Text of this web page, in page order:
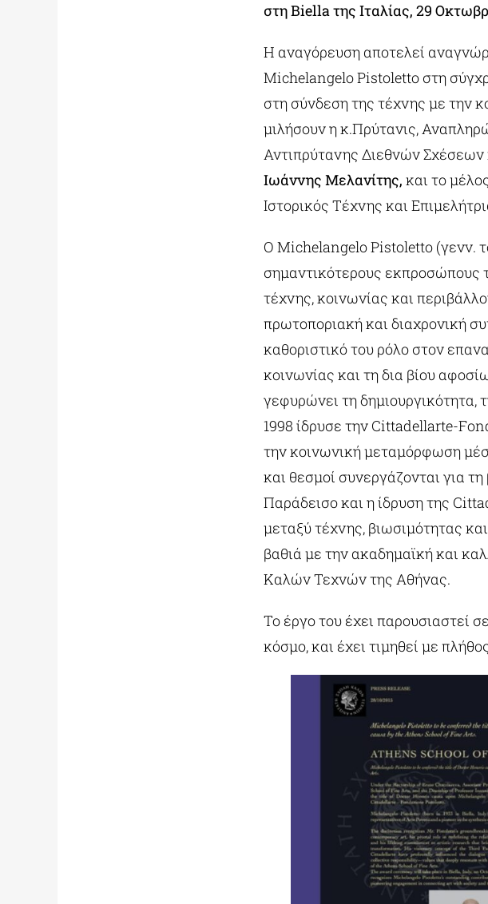
στη Biella της Ιταλίας, 29
Η αναγόρευση αποτελεί
Michelangelo Pistoletto στη
στη σύνδεση της τέχνης με την
μιλήσουν η κ.Πρύτανις,
Αντιπρύτανης Διεθνών
Ιωάννης Μελανίτης, και το
Ιστορικός Τέχνης και
Ο Michelangelo Pistoletto (γενν.
σημαντικότερους εκπροσώπους
τέχνης, κοινωνίας και
πρωτοποριακή και διαχρονική
καθοριστικό του ρόλο στον
κοινωνίας και τη δια βίου
γεφυρώνει τη δημιουργικότητα,
1998 ίδρυσε την Cittadellarte-
την κοινωνική μεταμόρφωση
και θεσμοί συνεργάζονται για
Παράδεισο και η ίδρυση της
μεταξύ τέχνης, βιωσιμότητας
βαθιά με την ακαδημαϊκή και
Καλών Τεχνών της Αθήνας.
Το έργο του έχει παρουσιαστεί
κόσμο, και έχει τιμηθεί με